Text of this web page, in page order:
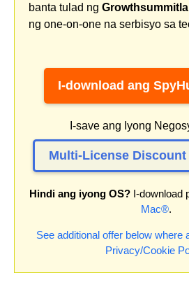
banta tulad ng
ng one-on-one na serbisyo sa
I-download ang
I-save ang Iyong
Multi-License Discount
Hindi ang iyong OS? I-download
Mac®.
See additional offer below where
Privacy/Cookie